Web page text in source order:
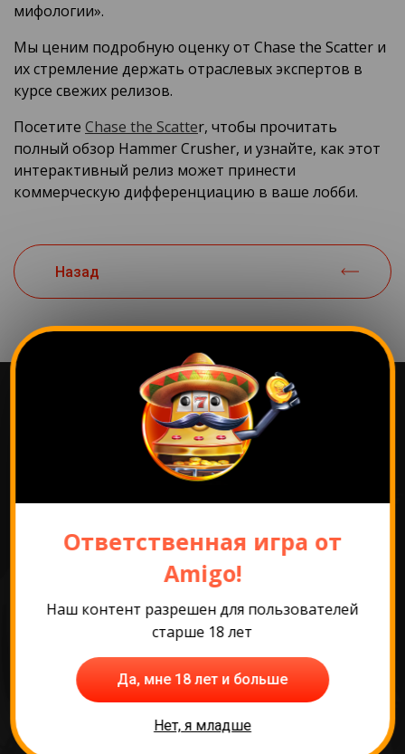
мифологии».
Мы ценим подробную оценку от Chase the Scatter и
их стремление держать отраслевых экспертов в
курсе свежих релизов.
Посетите Chase the Scatter, чтобы прочитать
полный обзор Hammer Crusher, и узнайте, как этот
интерактивный релиз может принести
коммерческую дифференциацию в ваше лобби.
Назад
Самые популярные
Ответственная игра от
Amigo!
Наш контент разрешен для пользователей
старше 18 лет
Да, мне 18 лет и больше
Нет, я младше